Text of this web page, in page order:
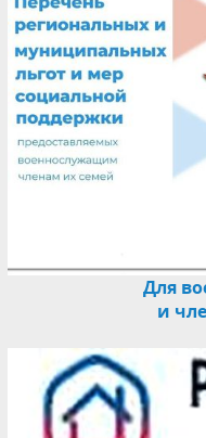
Для
и